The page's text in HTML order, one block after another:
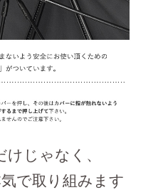
けじゃなく、
で取り組みます